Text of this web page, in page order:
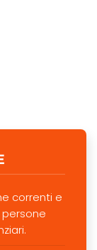
correnti e